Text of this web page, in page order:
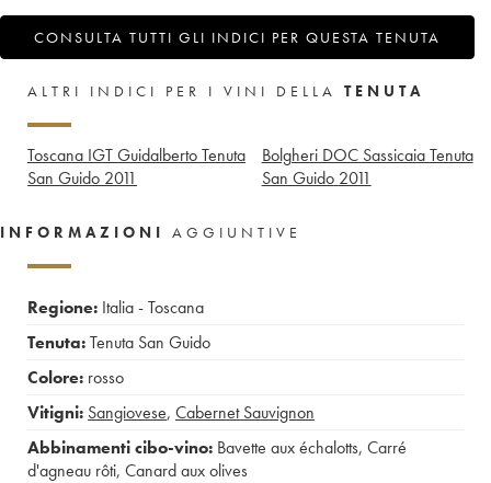
CONSULTA TUTTI GLI INDICI PER QUESTA TENUTA
ALTRI INDICI PER I VINI DELLA TENUTA
Toscana IGT Guidalberto Tenuta
San Guido 2011
Bolgheri DOC Sassicaia Tenuta
San Guido 2011
INFORMAZIONI AGGIUNTIVE
Regione: Italia - Toscana
Tenuta:Tenuta San Guido
Colore: rosso
Vitigni: Sangiovese, Cabernet Sauvignon
Abbinamenti cibo-vino: Bavette aux échalotts, Carré
d'agneau rôti, Canard aux olives